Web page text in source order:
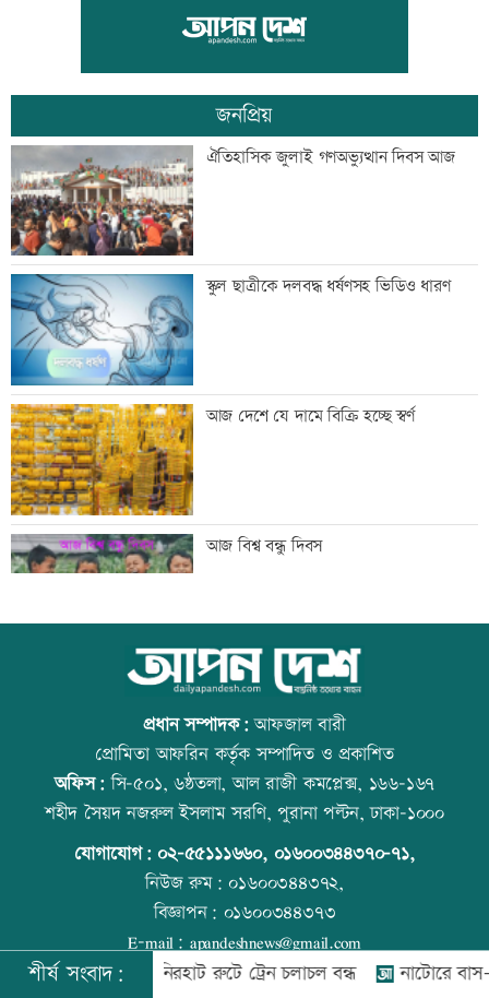
‘শিশুদের সুস্থ বিকাশে নিয়মিত স্বাস্থ্য পরীক্ষা
গুরুত্বপূর্ণ’
মেসিকে বোমা মেরে উড়িয়ে দেয়ার হুমকি
ব্যাংক এশিয়াতে নিয়োগ বিজ্ঞপ্তি
‘শেখ হাসিনার রাজনৈতিক তৎপরতার দায়
ভারত এড়াতে পারে না’
‘আরেকটি বিশ্বকাপ খেলার সামর্থ্য নেই’
আমিরাতে ঈদে মিলাদুন্নবী ও জাতীয় দিবসের
ছুটি ঘোষণা
তনু হত্যায় সাবেক সেনা সদস্য হাফিজুর ফের
গ্রেফতার
‘জীবনের সবচেয়ে খারাপ সিদ্ধান্ত ছিল কপালে
ইনজেকশন’
জনপ্রিয়
ঐতিহাসিক জুলাই গণঅভ্যুত্থান দিবস আজ
স্কুল ছাত্রীকে দলবদ্ধ ধর্ষণসহ ভিডিও ধারণ
আজ দেশে যে দামে বিক্রি হচ্ছে স্বর্ণ
আজ বিশ্ব বন্ধু দিবস
উত্থান-পতনের বাজারে আজ স্বর্ণের ভরি কত
কোরআন-হাদিসে নামাজ না পড়ার শাস্তি
আজ স্বর্ণ-রুপা যে দামে বিক্রি হচ্ছে
প্রধান সম্পাদক:আফজাল বারী
প্রোমিতা আফরিন কর্তৃক সম্পাদিত ও প্রকাশিত
অফিস:সি-৫০১, ৬ষ্ঠতলা, আল রাজী কমপ্লেক্স, ১৬৬-১৬৭
শহীদ সৈয়দ নজরুল ইসলাম সরণি, পুরানা পল্টন, ঢাকা-১০০০
যোগাযোগ: ০২-৫৫১১১৬৬০, ০১৬০০৩৪৪৩৭০-৭১,
নিউজ রুম:০১৬০০৩৪৪৩৭২,
বিজ্ঞাপন: ০১৬০০৩৪৪৩৭৩
E-mail: apandeshnews@gmail.com
শীর্ষ সংবাদ:
রংপুর-লালমনিরহাট রুটে ট্রেন চলাচল বন্ধ নাটোরে বাস-ভুটভুটির